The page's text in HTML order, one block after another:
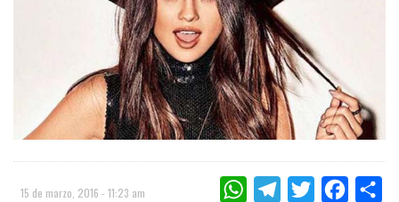
15 de marzo, 2016 - 11:23 am WHATSAPPTELEGRAMTWITTER